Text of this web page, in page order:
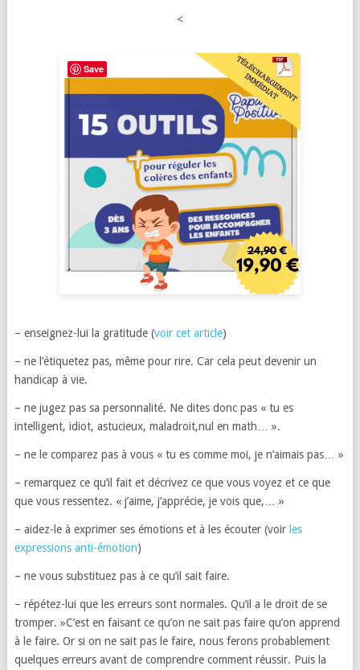
<
– enseignez-lui la gratitude (voir cet article)
– ne l’étiquetez pas, même pour rire. Car cela peut devenir un
handicap à vie.
– ne jugez pas sa personnalité. Ne dites donc pas « tu es
intelligent, idiot, astucieux, maladroit,nul en math… ».
– ne le comparez pas à vous « tu es comme moi, je n’aimais pas… »
– remarquez ce qu’il fait et décrivez ce que vous voyez et ce que
que vous ressentez. « j’aime, j’apprécie, je vois que,… »
– aidez-le à exprimer ses émotions et à les écouter (voir les
expressions anti-émotion)
– ne vous substituez pas à ce qu’il sait faire.
– répétez-lui que les erreurs sont normales. Qu’il a le droit de se
tromper. »C’est en faisant ce qu’on ne sait pas faire qu’on apprend
à le faire. Or si on ne sait pas le faire, nous ferons probablement
quelques erreurs avant de comprendre comment réussir. Puis la
Save